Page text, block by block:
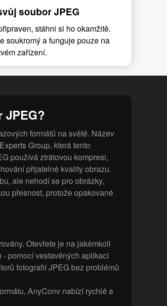
soubor JPEG
stáhni si ho okamžitě.
soukromý a funguje pouze na
zařízení.
JPEG?
formátů na světě. Název
Group, která tento
používá ztrátovou kompresi,
přijatelné kvality obrazu.
ale nehodí se pro obrázky,
přesnost, protože opakované
Otevřete je na jakémkoli
pomocí vestavěných aplikací
fotografií JPEG bez problémů
AnyConv nabízí rychlé a